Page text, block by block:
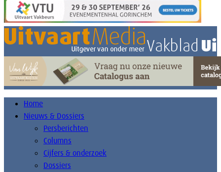
Home
Nieuws & Dossiers
Persberichten
Columns
Cijfers & onderzoek
Dossiers